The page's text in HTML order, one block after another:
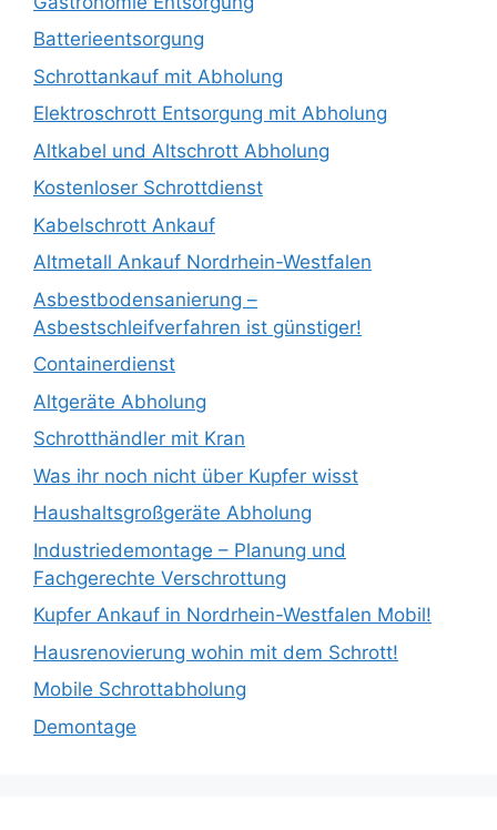
Batterieentsorgung
Schrottankauf mit Abholung
Elektroschrott Entsorgung mit Abholung
Altkabel und Altschrott Abholung
Kostenloser Schrottdienst
Kabelschrott Ankauf
Altmetall Ankauf Nordrhein-Westfalen
Asbestbodensanierung –
Asbestschleifverfahren ist günstiger!
Containerdienst
Altgeräte Abholung
Schrotthändler mit Kran
Was ihr noch nicht über Kupfer wisst
Haushaltsgroßgeräte Abholung
Industriedemontage – Planung und
Fachgerechte Verschrottung
Kupfer Ankauf in Nordrhein-Westfalen Mobil!
Hausrenovierung wohin mit dem Schrott!
Mobile Schrottabholung
Demontage